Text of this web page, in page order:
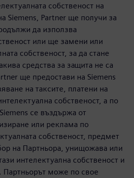
собственост на
Siemens, Partner ще получи за
да използва
или ще замени или
собственост, за да стане
средства за защита не са
ще предостави на Siemens
на таксите, платени на
собственост, а по
се въздържа от
или реклама по
собственост, предмет
на Партньора, унищожава или
интелектуална собственост и
Партньорът може по свое